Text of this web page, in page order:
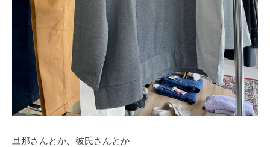
旦那さんとか、彼氏さんとか